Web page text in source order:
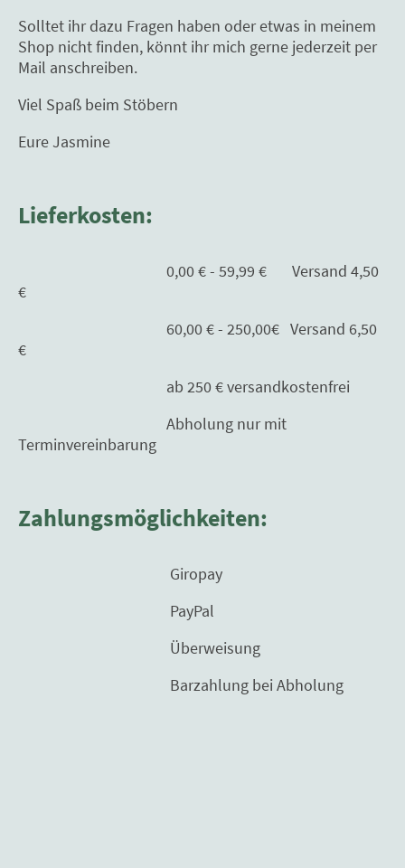
Solltet ihr dazu Fragen haben oder etwas in meinem
Shop nicht finden, könnt ihr mich gerne jederzeit per
Mail anschreiben.
Viel Spaß beim Stöbern
Eure Jasmine
Lieferkosten:
0,00 € - 59,99 € Versand 4,50
€
60,00 € - 250,00€ Versand 6,50
€
ab 250 € versandkostenfrei
Abholung nur mit
Terminvereinbarung
Zahlungsmöglichkeiten:
Giropay
PayPal
Überweisung
Barzahlung bei Abholung